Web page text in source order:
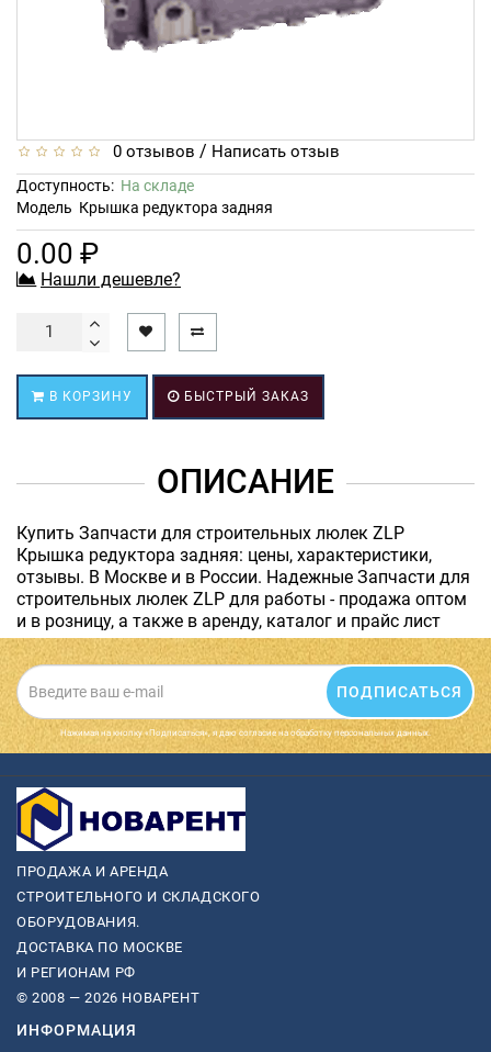
0 отзывов / Написать отзыв
Доступность: На складе
Модель Крышка редуктора задняя
0.00 ₽
Нашли дешевле?
В КОРЗИНУ БЫСТРЫЙ ЗАКАЗ
ОПИСАНИЕ
Купить Запчасти для строительных люлек ZLP
Крышка редуктора задняя: цены, характеристики,
отзывы. В Москве и в России. Надежные Запчасти для
строительных люлек ZLP для работы - продажа оптом
и в розницу, а также в аренду, каталог и прайс лист
ПОДПИСАТЬСЯ
Нажимая на кнопку «Подписаться», я даю cогласие на обработку персональных данных.
ПРОДАЖА И АРЕНДА
СТРОИТЕЛЬНОГО И СКЛАДСКОГО
ОБОРУДОВАНИЯ.
ДОСТАВКА ПО МОСКВЕ
И РЕГИОНАМ РФ
© 2008 — 2026 НОВАРЕНТ
ИНФОРМАЦИЯ